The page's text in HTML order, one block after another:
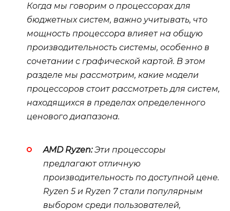
Когда мы говорим о процессорах для
бюджетных систем, важно учитывать, что
мощность процессора влияет на общую
производительность системы, особенно в
сочетании с графической картой. В этом
разделе мы рассмотрим, какие модели
процессоров стоит рассмотреть для систем,
находящихся в пределах определенного
ценового диапазона.
AMD Ryzen:Эти процессоры
предлагают отличную
производительность по доступной цене.
Ryzen 5 и Ryzen 7 стали популярным
выбором среди пользователей,